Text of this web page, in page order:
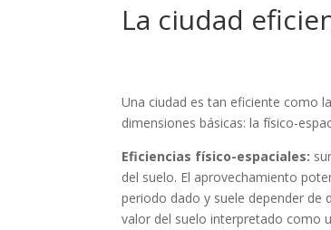
La ciudad
Una ciudad es tan eficiente como
dimensiones básicas: la físico-
Eficiencias físico-espaciales:
del suelo. El aprovechamiento
periodo dado y suele depender de
valor del suelo interpretado como